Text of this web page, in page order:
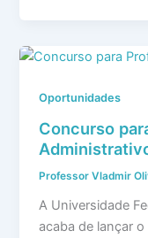
Oportunidades
Concurso
Professor Vladmir
A Universidade
acaba de lançar